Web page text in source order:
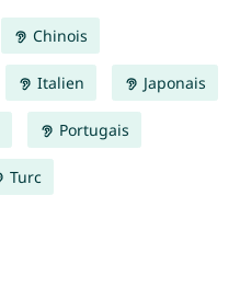
Chinois
Italien Japonais
Portugais
Turc